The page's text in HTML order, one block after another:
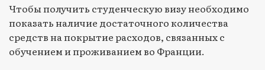
Чтобы получить студенческую визу необходимо
показать наличие достаточного количества
средств на покрытие расходов, связанных с
обучением и проживанием во Франции.